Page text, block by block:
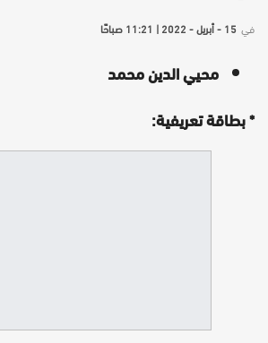
في 15 - أبريل - 2022 | 11:21 صباحًا
محيي الدين محمد
* بطاقة تعريفية: